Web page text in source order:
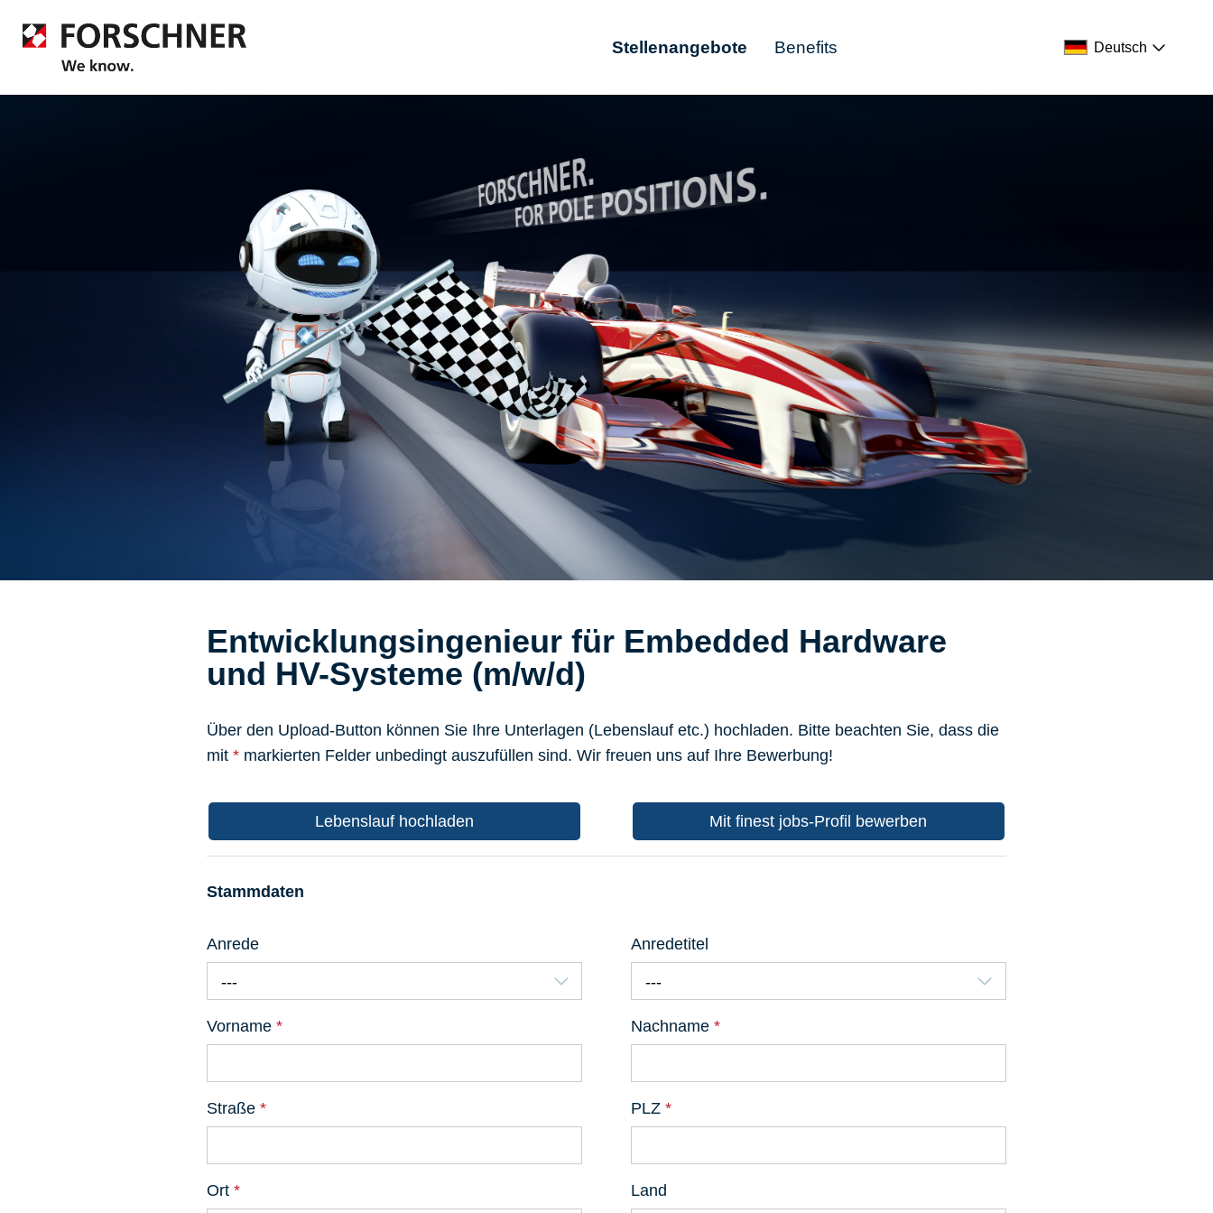
Deutsch
Stellenangebote Benefits
Entwicklungsingenieur für Embedded Hardware
und HV-Systeme (m/w/d)
Über den Upload-Button können Sie Ihre Unterlagen (Lebenslauf etc.) hochladen. Bitte beachten Sie, dass die
mit * markierten Felder unbedingt auszufüllen sind. Wir freuen uns auf Ihre Bewerbung!
Lebenslauf hochladen Mit finest jobs-Profil bewerben
Stammdaten
Anrede
---
Anredetitel
---
Vorname * Nachname *
Straße * PLZ *
Ort * Land